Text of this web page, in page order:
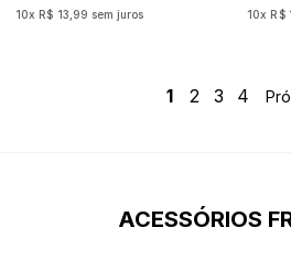
10x R$ 13,99 sem juros 10x R$
1 2 3 4
ACESSÓRIOS